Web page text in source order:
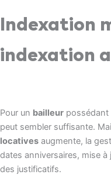
Indexation
indexation
Pour un bailleur possédant
peut sembler suffisante.
locatives augmente, la
dates anniversaires, mise
des justificatifs.